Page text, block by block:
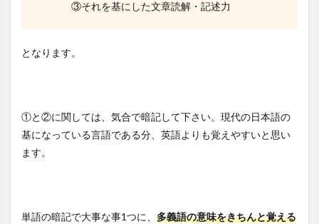
③それを基にした文章読解・記述力
となります。
①と②に関しては、気合で暗記して下さい。現代の日本語の
基になっている言語である分、英語よりも覚えやすいと思い
ます。
単語の暗記で大事な事1つに、 多義語の意味をきちんと覚える